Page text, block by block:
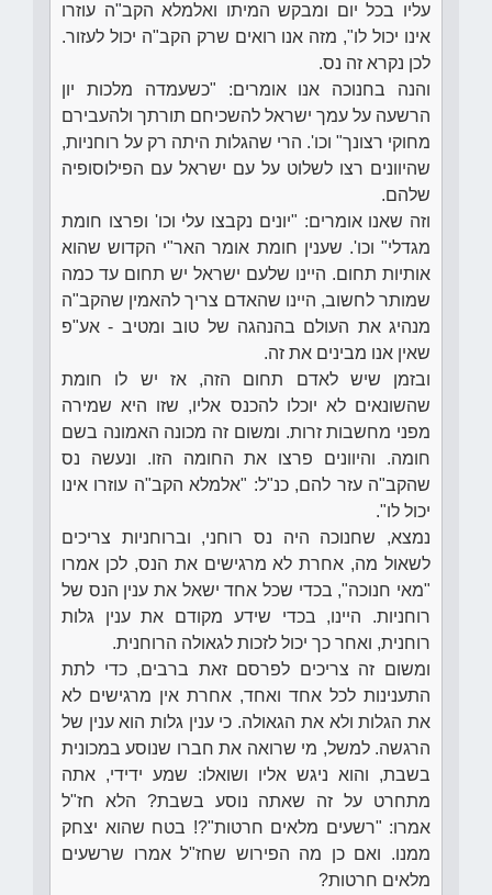
עליו בכל יום ומבקש המיתו ואלמלא הקב"ה עוזרו
אינו יכול לו", מזה אנו רואים שרק הקב"ה יכול לעזור.
לכן נקרא זה נס.
והנה בחנוכה אנו אומרים: "כשעמדה מלכות יון
הרשעה על עמך ישראל להשכיחם תורתך ולהעבירם
מחוקי רצונך" וכו'. הרי שהגלות היתה רק על רוחניות,
שהיוונים רצו לשלוט על עם ישראל עם הפילוסופיה
שלהם.
וזה שאנו אומרים: "יונים נקבצו עלי וכו' ופרצו חומת
מגדלי" וכו'. שענין חומת אומר האר"י הקדוש שהוא
אותיות תחום. היינו שלעם ישראל יש תחום עד כמה
שמותר לחשוב, היינו שהאדם צריך להאמין שהקב"ה
מנהיג את העולם בהנהגה של טוב ומטיב - אע"פ
שאין אנו מבינים את זה.
ובזמן שיש לאדם תחום הזה, אז יש לו חומת
שהשונאים לא יוכלו להכנס אליו, שזו היא שמירה
מפני מחשבות זרות. ומשום זה מכונה האמונה בשם
חומה. והיוונים פרצו את החומה הזו. ונעשה נס
שהקב"ה עזר להם, כנ"ל: "אלמלא הקב"ה עוזרו אינו
יכול לו".
נמצא, שחנוכה היה נס רוחני, וברוחניות צריכים
לשאול מה, אחרת לא מרגישים את הנס, לכן אמרו
"מאי חנוכה", בכדי שכל אחד ישאל את ענין הנס של
רוחניות. היינו, בכדי שידע מקודם את ענין גלות
רוחנית, ואחר כך יכול לזכות לגאולה הרוחנית.
ומשום זה צריכים לפרסם זאת ברבים, כדי לתת
התענינות לכל אחד ואחד, אחרת אין מרגישים לא
את הגלות ולא את הגאולה. כי ענין גלות הוא ענין של
הרגשה. למשל, מי שרואה את חברו שנוסע במכונית
בשבת, והוא ניגש אליו ושואלו: שמע ידידי, אתה
מתחרט על זה שאתה נוסע בשבת? הלא חז"ל
אמרו: "רשעים מלאים חרטות"?! בטח שהוא יצחק
ממנו. ואם כן מה הפירוש שחז"ל אמרו שרשעים
מלאים חרטות?